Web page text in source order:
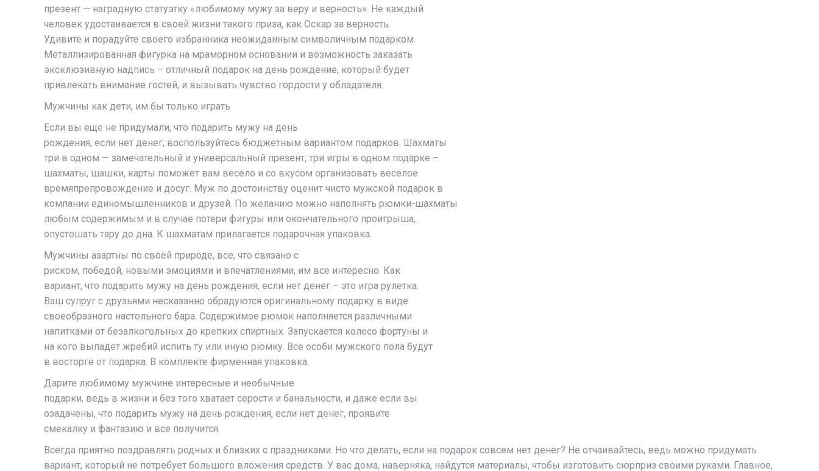
презент — наградную статуэтку «любимому мужу за веру и верность». Не каждый
человек удостаивается в своей жизни такого приза, как Оскар за верность.
Удивите и порадуйте своего избранника неожиданным символичным подарком.
Металлизированная фигурка на мраморном основании и возможность заказать
эксклюзивную надпись – отличный подарок на день рождение, который будет
привлекать внимание гостей, и вызывать чувство гордости у обладателя.
Мужчины как дети, им бы только играть
Если вы еще не придумали, что подарить мужу на день
рождения, если нет денег, воспользуйтесь бюджетным вариантом подарков. Шахматы
три в одном — замечательный и универсальный презент, три игры в одном подарке –
шахматы, шашки, карты поможет вам весело и со вкусом организовать веселое
времяпрепровождение и досуг. Муж по достоинству оценит чисто мужской подарок в
компании единомышленников и друзей. По желанию можно наполнять рюмки-шахматы
любым содержимым и в случае потери фигуры или окончательного проигрыша,
опустошать тару до дна. К шахматам прилагается подарочная упаковка.
Мужчины азартны по своей природе, все, что связано с
риском, победой, новыми эмоциями и впечатлениями, им все интересно. Как
вариант, что подарить мужу на день рождения, если нет денег – это игра рулетка.
Ваш супруг с друзьями несказанно обрадуются оригинальному подарку в виде
своеобразного настольного бара. Содержимое рюмок наполняется различными
напитками от безалкогольных до крепких спиртных. Запускается колесо фортуны и
на кого выпадет жребий испить ту или иную рюмку. Все особи мужского пола будут
в восторге от подарка. В комплекте фирменная упаковка.
Дарите любимому мужчине интересные и необычные
подарки, ведь в жизни и без того хватает серости и банальности, и даже если вы
озадачены, что подарить мужу на день рождения, если нет денег, проявите
смекалку и фантазию и все получится.
Всегда приятно поздравлять родных и близких с праздниками. Но что делать, если на подарок совсем нет денег? Не отчаивайтесь, ведь можно придумать
вариант, который не потребует большого вложения средств. У вас дома, наверняка, найдутся материалы, чтобы изготовить сюрприз своими руками. Главное,